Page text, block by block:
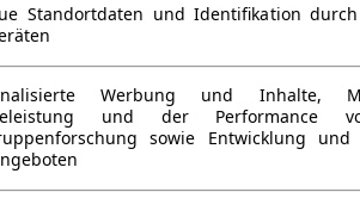
Standortdaten und Identifikation
Werbung und Inhalte,
und der Performance
sowie Entwicklung und